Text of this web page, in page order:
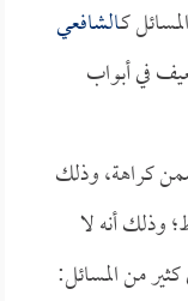
كـالشافعي
في أبواب
كراهة، وذلك
وذلك أنه لا
من المسائل: